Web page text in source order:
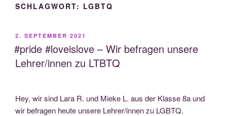
SCHLAGWORT: LGBTQ
VERÖFFENTLICHT
AM
2. SEPTEMBER 2021
#pride #loveislove – Wir befragen unsere
Lehrer/innen zu LTBTQ
Hey, wir sind Lara R. und Mie­ke L. aus der Klas­se 8a und
wir befra­gen heu­te unse­re Lehrer/innen zu LGBTQ.